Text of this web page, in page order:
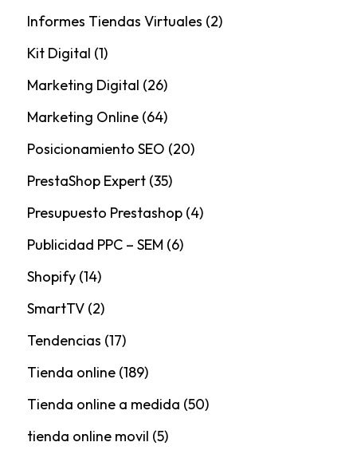
Informes Tiendas Virtuales (2)
Kit Digital (1)
Marketing Digital (26)
Marketing Online(64)
Posicionamiento SEO (20)
PrestaShop Expert(35)
Presupuesto Prestashop(4)
Publicidad PPC – SEM (6)
Shopify(14)
SmartTV(2)
Tendencias (17)
Tienda online(189)
Tienda online a medida (50)
tienda online movil (5)